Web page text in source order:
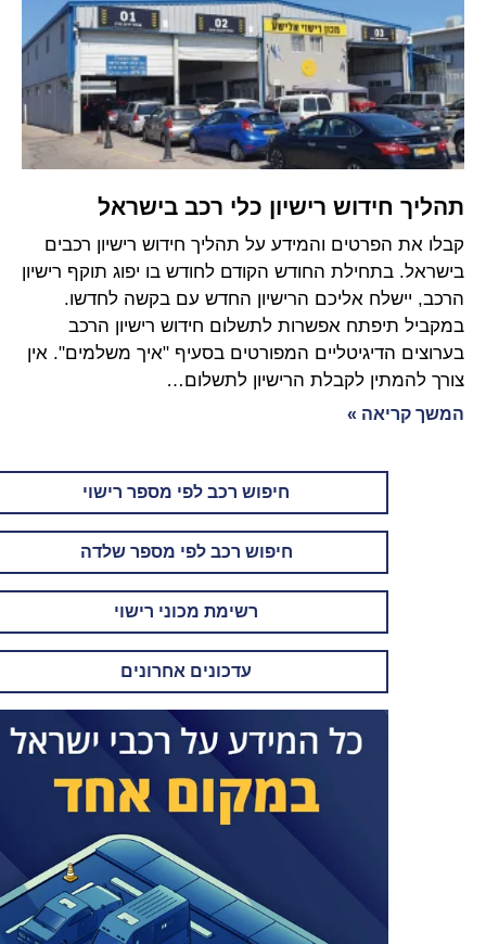
תהליך חידוש רישיון כלי רכב בישראל
קבלו את הפרטים והמידע על תהליך חידוש רישיון רכבים
בישראל. בתחילת החודש הקודם לחודש בו יפוג תוקף רישיון
הרכב, יישלח אליכם הרישיון החדש עם בקשה לחדשו.
במקביל תיפתח אפשרות לתשלום חידוש רישיון הרכב
בערוצים הדיגיטליים המפורטים בסעיף "איך משלמים". אין
צורך להמתין לקבלת הרישיון לתשלום…
המשך קריאה »
חיפוש רכב לפי מספר רישוי
חיפוש רכב לפי מספר שלדה
רשימת מכוני רישוי
עדכונים אחרונים